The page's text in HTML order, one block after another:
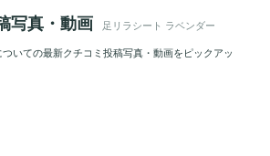
写真・動画 足リラシート ラベンダー
いての最新クチコミ投稿写真・動画をピックアッ